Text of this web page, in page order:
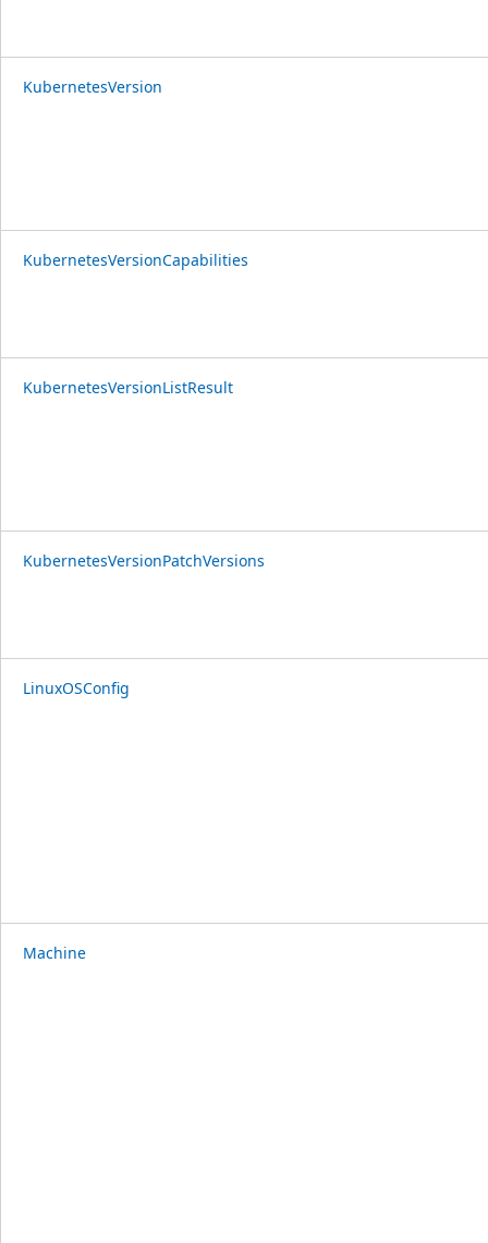
KubernetesVersion
KubernetesVersionCapabilities
KubernetesVersionListResult
KubernetesVersionPatchVersions
LinuxOSConfig
Machine